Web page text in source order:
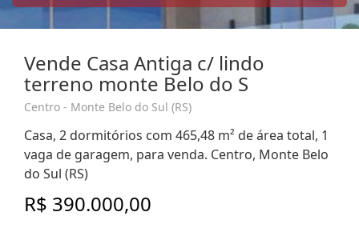
Vende Casa Antiga c/ lindo
terreno monte Belo do S
Centro - Monte Belo do Sul (RS)
Casa, 2 dormitórios com 465,48 m² de área total, 1
vaga de garagem, para venda. Centro, Monte Belo
do Sul (RS)
R$ 390.000,00